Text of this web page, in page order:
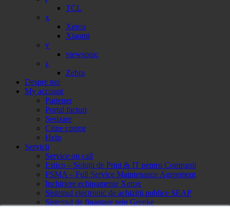
TCL
x
Xerox
Xiaomi
v
viewsonic
z
Zebra
Despre noi
My account
Partener
Portal facturi
Sesizare
Citire contor
Help
Servicii
Service on call
Estico – Soluții de Print & IT pentru Companii
FSMA – Full Service Maintenance Agreement
Inchiriere echipamente Xerox
Sistemul electronic de achiziții publice SEAP
Sistemul de finanțare prin Grenke